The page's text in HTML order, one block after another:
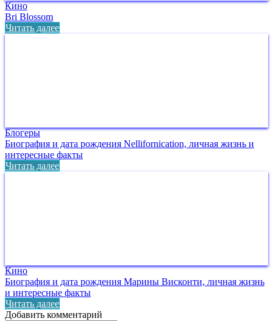
Кино
Bri Blossom
Читать далее
Блогеры
Биография и дата рождения Nellifornication, личная жизнь и
интересные факты
Читать далее
Кино
Биография и дата рождения Марины Висконти, личная жизнь
и интересные факты
Читать далее
Добавить комментарий